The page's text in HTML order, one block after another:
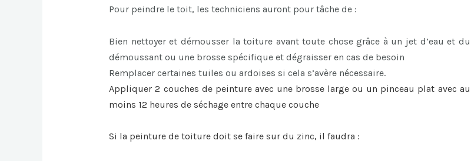
Pour peindre le toit, les techniciens auront pour tâche de :
Bien nettoyer et démousser la toiture avant toute chose grâce à un jet d’eau et du
démoussant ou une brosse spécifique et dégraisser en cas de besoin
Remplacer certaines tuiles ou ardoises si cela s’avère nécessaire.
Appliquer 2 couches de peinture avec une brosse large ou un pinceau plat avec au
moins 12 heures de séchage entre chaque couche
Si la peinture de toiture doit se faire sur du zinc, il faudra :